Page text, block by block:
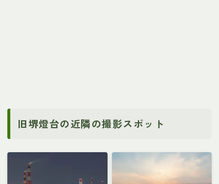
旧堺燈台の近隣の撮影スポット